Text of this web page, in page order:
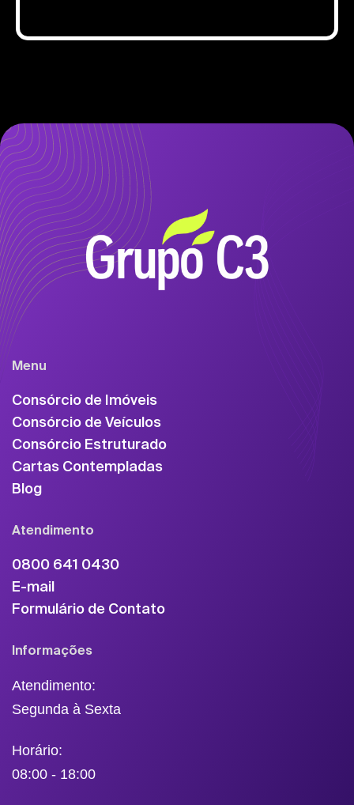
Menu
Consórcio de Imóveis
Consórcio de Veículos
Consórcio Estruturado
Cartas Contempladas
Blog
Atendimento
0800 641 0430
E-mail
Formulário de Contato
Informações
Atendimento:
Segunda à Sexta
Horário:
08:00 - 18:00